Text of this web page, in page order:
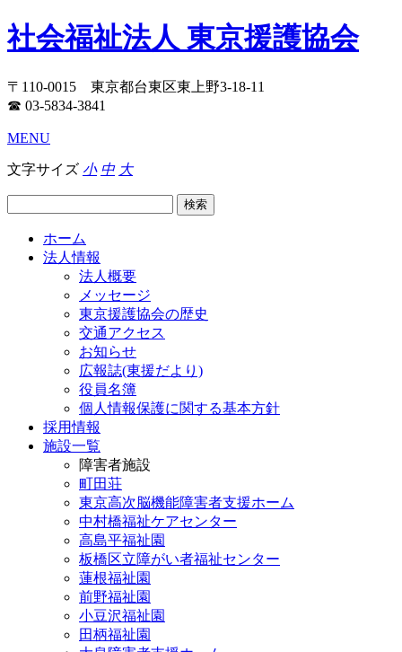
社会福祉法人 東京援護協会
〒110-0015 東京都台東区東上野3-18-11
☎ 03-5834-3841
MENU
文字サイズ 小 中 大
ホーム
法人情報
法人概要
メッセージ
東京援護協会の歴史
交通アクセス
お知らせ
広報誌(東援だより)
役員名簿
個人情報保護に関する基本方針
採用情報
施設一覧
障害者施設
町田荘
東京高次脳機能障害者支援ホーム
中村橋福祉ケアセンター
高島平福祉園
板橋区立障がい者福祉センター
蓮根福祉園
前野福祉園
小豆沢福祉園
田柄福祉園